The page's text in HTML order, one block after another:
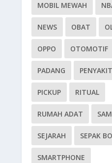
MOBIL MEWAH
NEWS OBAT
OPPO OTOMOTIF
PADANG PENYAKIT
PICKUP RITUAL
RUMAH ADAT
SEJARAH SEPAK
SMARTPHONE